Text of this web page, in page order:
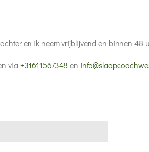
en ik neem vrijblijvend en binnen 48
via +31611567348en